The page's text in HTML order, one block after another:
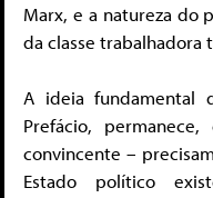
Marx, e a natureza do
da classe
A ideia fundamental
Prefácio,
convincente –
Estado político